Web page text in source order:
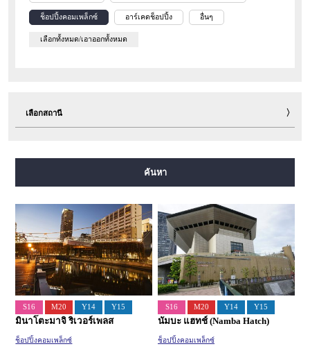
ช็อปปิ้งคอมเพล็กซ์ อาร์เคดช็อปปิ้ง อื่นๆ
เลือกทั้งหมด/เอาออกทั้งหมด
เลือกสถานี
สายอิมาซาโตะซุจิ สายนิวแทรม
ค้นหา
S16 M20 Y14 Y15
มินาโตะมาจิ ริเวอร์เพลส
ช็อปปิ้งคอมเพล็กซ์
S16 M20 Y14 Y15
นัมบะ แฮทช์ (Namba Hatch)
ช็อปปิ้งคอมเพล็กซ์